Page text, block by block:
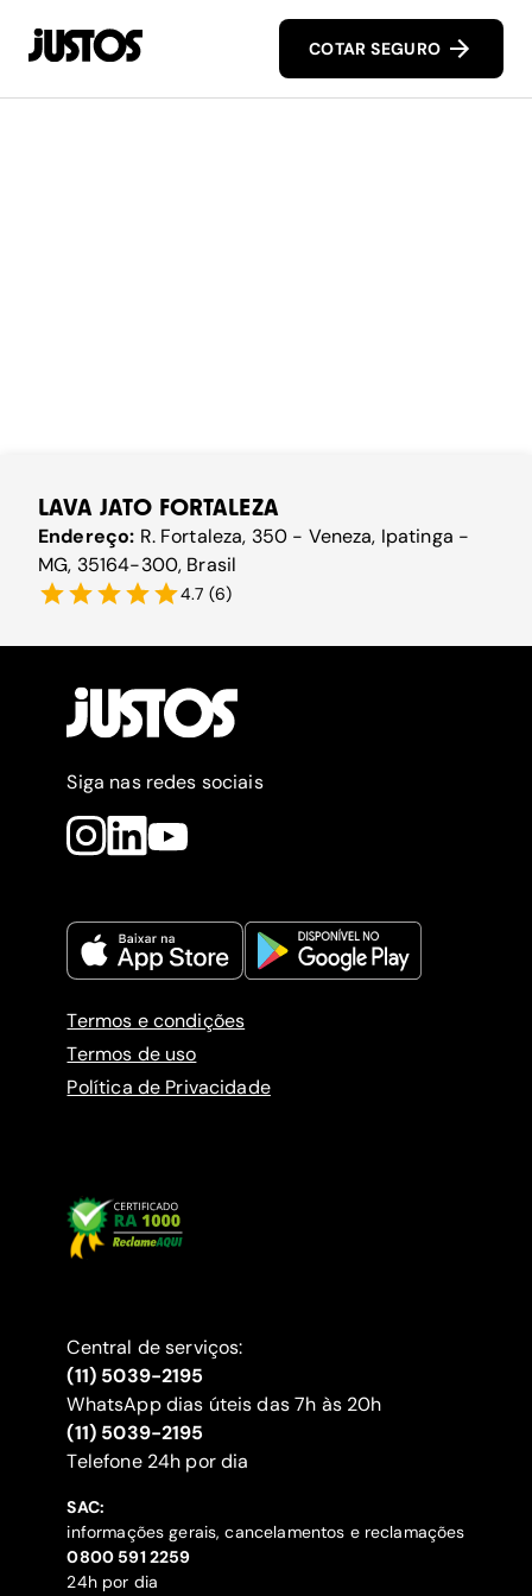
COTAR SEGURO
LAVA JATO FORTALEZA
Endereço: R. Fortaleza, 350 - Veneza, Ipatinga -
MG, 35164-300, Brasil
4.7 (6)
Siga nas redes sociais
Termos e condições
Termos de uso
Política de Privacidade
Central de serviços:
(11) 5039-2195
WhatsApp dias úteis das 7h às 20h
(11) 5039-2195
‍Telefone 24h por dia
SAC:
informações gerais, cancelamentos e reclamações
‍0800 591 2259
24h por dia